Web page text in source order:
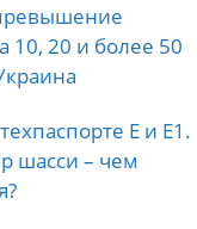
10, 20 и более 50
E и E1.
шасси – чем